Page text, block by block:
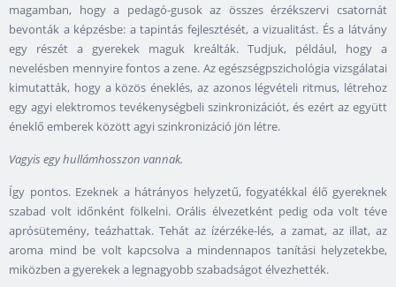
magamban, hogy a pedagó-gusok az összes érzékszervi csatornát
bevonták a képzésbe: a tapintás fejlesztését, a vizualitást. És a látvány
egy részét a gyerekek maguk kreálták. Tudjuk, például, hogy a
nevelésben mennyire fontos a zene. Az egészségpszichológia vizsgálatai
kimutatták, hogy a közös éneklés, az azonos légvételi ritmus, létrehoz
egy agyi elektromos tevékenységbeli szinkronizációt, és ezért az együtt
éneklő emberek között agyi szinkronizáció jön létre.
Vagyis egy hullámhosszon vannak.
Így pontos. Ezeknek a hátrányos helyzetű, fogyatékkal élő gyereknek
szabad volt időnként fölkelni. Orális élvezetként pedig oda volt téve
aprósütemény, teázhattak. Tehát az ízérzéke-lés, a zamat, az illat, az
aroma mind be volt kapcsolva a mindennapos tanítási helyzetekbe,
miközben a gyerekek a legnagyobb szabadságot élvezhették.